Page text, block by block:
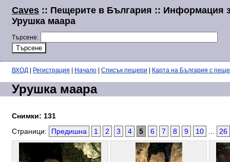
Caves :: Пещерите в България :: Информация
Урушка маара
Търсене:
ВХОД Регистрация Начало Списък пещери Карта на България с
Урушка маара
Снимки: 131
Страници:
Предишна 1 2 3 4 5 6 7 8 9 10 26